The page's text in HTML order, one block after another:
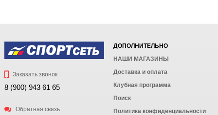
Заказать звонок
8 (900) 943 61 65
Обратная связь
ДОПОЛНИТЕЛЬНО
НАШИ МАГАЗИНЫ
Доставка и оплата
Клубная программа
Поиск
Политика конфиденциальности